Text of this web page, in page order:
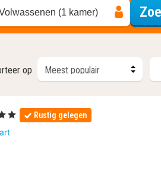
(1 kamer)
op
Rustig gelegen